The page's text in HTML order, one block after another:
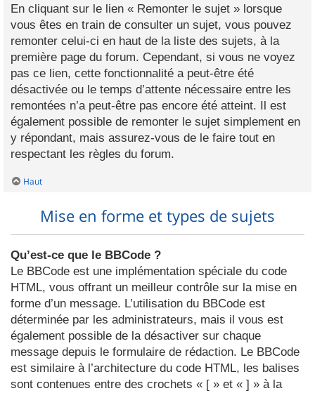
En cliquant sur le lien « Remonter le sujet » lorsque
vous êtes en train de consulter un sujet, vous pouvez
remonter celui-ci en haut de la liste des sujets, à la
première page du forum. Cependant, si vous ne voyez
pas ce lien, cette fonctionnalité a peut-être été
désactivée ou le temps d’attente nécessaire entre les
remontées n’a peut-être pas encore été atteint. Il est
également possible de remonter le sujet simplement en
y répondant, mais assurez-vous de le faire tout en
respectant les règles du forum.
Haut
Mise en forme et types de sujets
Qu’est-ce que le BBCode ?
Le BBCode est une implémentation spéciale du code
HTML, vous offrant un meilleur contrôle sur la mise en
forme d’un message. L’utilisation du BBCode est
déterminée par les administrateurs, mais il vous est
également possible de la désactiver sur chaque
message depuis le formulaire de rédaction. Le BBCode
est similaire à l’architecture du code HTML, les balises
sont contenues entre des crochets « [ » et « ] » à la